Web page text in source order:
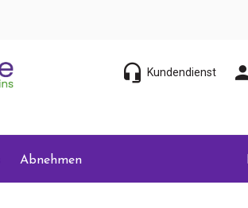
Kundendienst
Abnehmen